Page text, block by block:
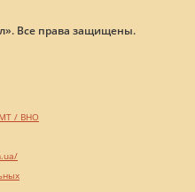
Все права защищены.
/ ВНО